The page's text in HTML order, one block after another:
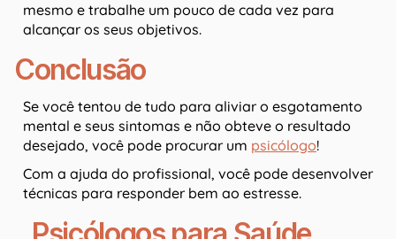
mesmo e trabalhe um pouco de cada vez para
alcançar os seus objetivos.
Conclusão
Se você tentou de tudo para aliviar o esgotamento
mental e seus sintomas e não obteve o resultado
desejado, você pode procurar um psicólogo!
Com a ajuda do profissional, você pode desenvolver
técnicas para responder bem ao estresse.